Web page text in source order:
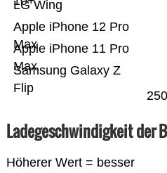
Samsung Galaxy Z
Flip
Apple iPhone 11 Pro
Max
Apple iPhone 12 Pro
Max
LG Wing
Ladegeschwindigkeit der
Höherer Wert = besser